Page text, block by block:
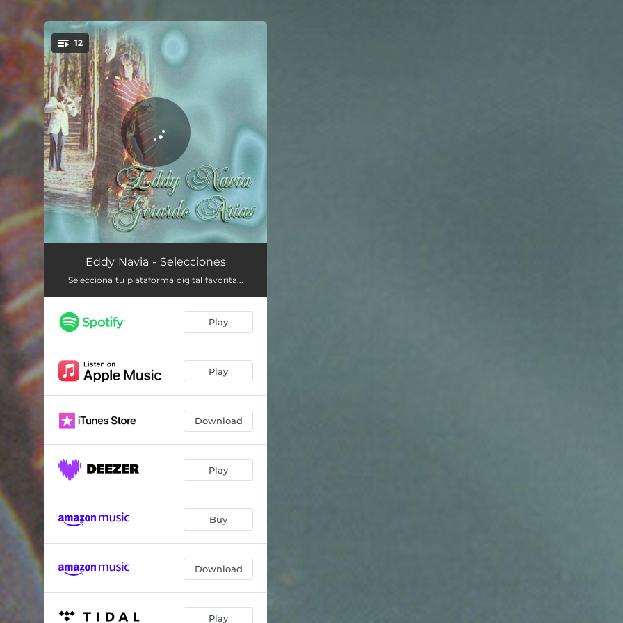
You're all set!
12
Cortina Musical
Primavera 02:24
Marcha Rudetski 01:58
Praderas 02:42
La Danza del Cisne 01:55
Aires de Oropeza Nro. 1 03:36
Walicha 02:26
03:48
03:03
Luna de Cristal 02:57
Eddy Navia - Selecciones
Selecciona tu plataforma digital favorita...
Play
Play
Download
Play
Buy
Download
Play